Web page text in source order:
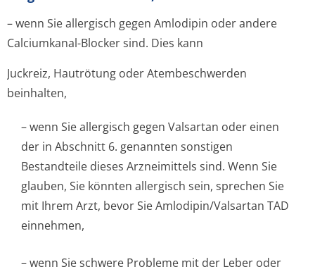
– wenn Sie allergisch gegen Amlodipin oder andere
Calciumkanal-Blocker sind. Dies kann
Juckreiz, Hautrötung oder Atembeschwerden
beinhalten,
– wenn Sie allergisch gegen Valsartan oder einen
der in Abschnitt 6. genannten sonstigen
Bestandteile dieses Arzneimittels sind. Wenn Sie
glauben, Sie könnten allergisch sein, sprechen Sie
mit Ihrem Arzt, bevor Sie Amlodipin/Valsartan TAD
einnehmen,
– wenn Sie schwere Probleme mit der Leber oder